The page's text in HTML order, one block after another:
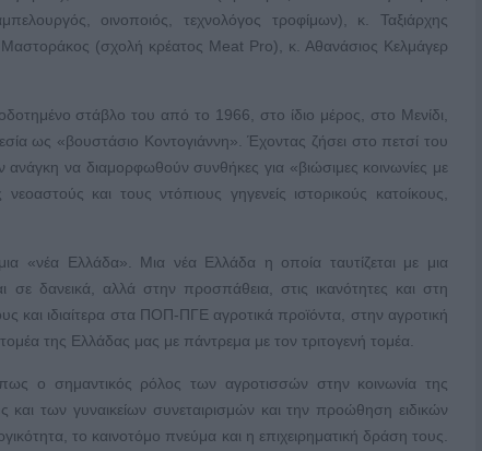
οινοποιός, τεχνολόγος τροφίμων), κ. Ταξιάρχης
Μαστοράκος (σχολή κρέατος Meat Pro), κ. Αθανάσιος Κελμάγερ
στάβλο του από το 1966, στο ίδιο μέρος, στο Μενίδι,
ως «βουστάσιο Κοντογιάννη». Έχοντας ζήσει στο πετσί του
να διαμορφωθούν συνθήκες για «βιώσιμες κοινωνίες με
και τους ντόπιους γηγενείς ιστορικούς κατοίκους,
«νέα Ελλάδα». Μια νέα Ελλάδα η οποία ταυτίζεται με μια
σε δανεικά, αλλά στην προσπάθεια, στις ικανότητες και στη
και ιδιαίτερα στα ΠΟΠ-ΠΓΕ αγροτικά προϊόντα, στην αγροτική
της Ελλάδας μας με πάντρεμα με τον τριτογενή τομέα.
ο σημαντικός ρόλος των αγροτισσών στην κοινωνία της
των γυναικείων συνεταιρισμών και την προώθηση ειδικών
το καινοτόμο πνεύμα και η επιχειρηματική δράση τους.